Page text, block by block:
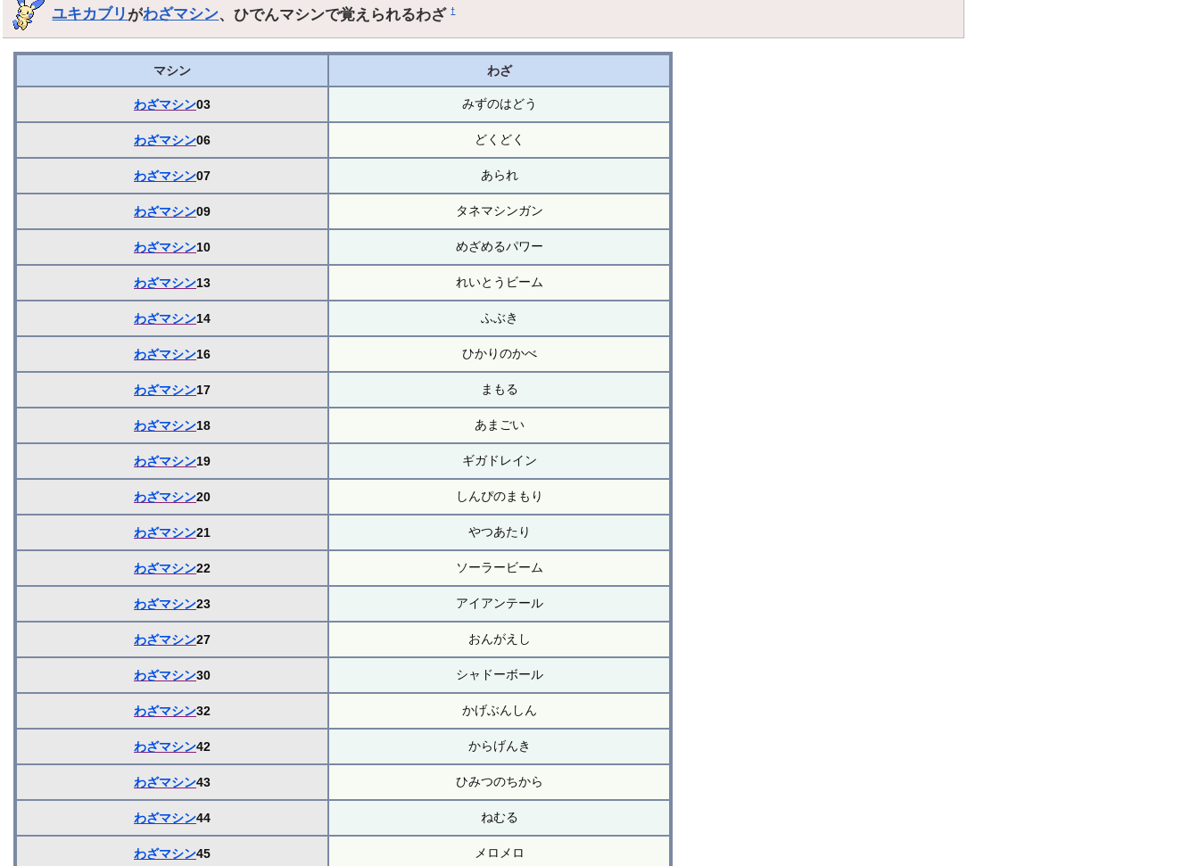
ユキカブリがわざマシン、ひでんマシンで覚えられるわざ†
マシン わざ
わざマシン03 みずのはどう
わざマシン06 どくどく
わざマシン07 あられ
わざマシン09 タネマシンガン
わざマシン10 めざめるパワー
わざマシン13 れいとうビーム
わざマシン14 ふぶき
わざマシン16 ひかりのかべ
わざマシン17 まもる
わざマシン18 あまごい
わざマシン19 ギガドレイン
わざマシン20 しんぴのまもり
わざマシン21 やつあたり
わざマシン22 ソーラービーム
わざマシン23 アイアンテール
わざマシン27 おんがえし
わざマシン30 シャドーボール
わざマシン32 かげぶんしん
わざマシン42 からげんき
わざマシン43 ひみつのちから
わざマシン44 ねむる
わざマシン45 メロメロ